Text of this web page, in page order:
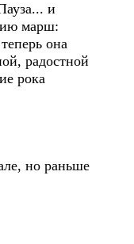
и
марш:
она
радостной
рока
но раньше